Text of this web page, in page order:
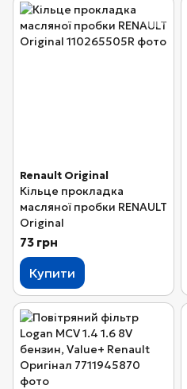
Renault Original
Кільце прокладка
масляної пробки RENAULT
Original
73 грн
Купити